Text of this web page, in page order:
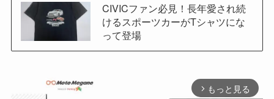
CIVICファン必見！長年愛され続
けるスポーツカーがTシャツにな
って登場
arrow_forward_ios もっと見る